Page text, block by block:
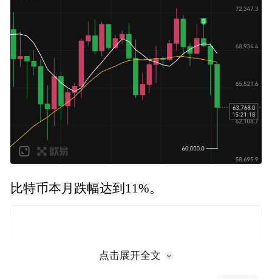
比特币本月跌幅达到11%。
点击展开全文